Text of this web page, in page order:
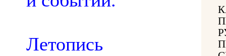
Летопись